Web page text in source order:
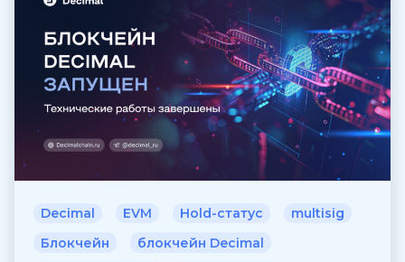
Decimal EVM Hold-статус
multisig
Блокчейн
блокчейн Decimal